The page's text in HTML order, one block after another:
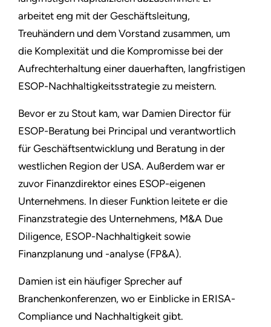
arbeitet eng mit der Geschäftsleitung,
Treuhändern und dem Vorstand zusammen, um
die Komplexität und die Kompromisse bei der
Aufrechterhaltung einer dauerhaften, langfristigen
ESOP-Nachhaltigkeitsstrategie zu meistern.
Bevor er zu Stout kam, war Damien Director für
ESOP-Beratung bei Principal und verantwortlich
für Geschäftsentwicklung und Beratung in der
westlichen Region der USA. Außerdem war er
zuvor Finanzdirektor eines ESOP-eigenen
Unternehmens. In dieser Funktion leitete er die
Finanzstrategie des Unternehmens, M&A Due
Diligence, ESOP-Nachhaltigkeit sowie
Finanzplanung und -analyse (FP&A).
Damien ist ein häufiger Sprecher auf
Branchenkonferenzen, wo er Einblicke in ERISA-
Compliance und Nachhaltigkeit gibt.